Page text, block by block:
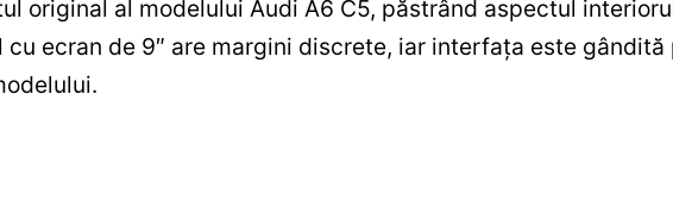
original al modelului Audi A6 C5, păstrând aspectul
ecran de 9″ are margini discrete, iar interfața este